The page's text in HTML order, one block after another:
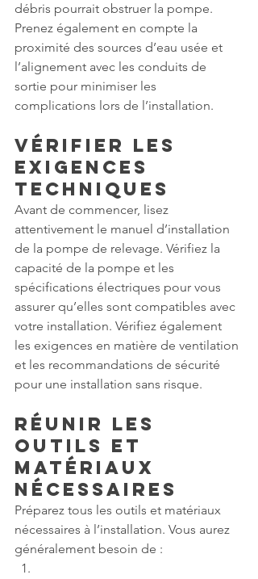
débris pourrait obstruer la pompe.
Prenez également en compte la
proximité des sources d’eau usée et
l’alignement avec les conduits de
sortie pour minimiser les
complications lors de l’installation.
Vérifier les
Exigences
Techniques
Avant de commencer, lisez
attentivement le manuel d’installation
de la pompe de relevage. Vérifiez la
capacité de la pompe et les
spécifications électriques pour vous
assurer qu’elles sont compatibles avec
votre installation. Vérifiez également
les exigences en matière de ventilation
et les recommandations de sécurité
pour une installation sans risque.
Réunir les
Outils et
Matériaux
Nécessaires
Préparez tous les outils et matériaux
nécessaires à l’installation. Vous aurez
généralement besoin de :